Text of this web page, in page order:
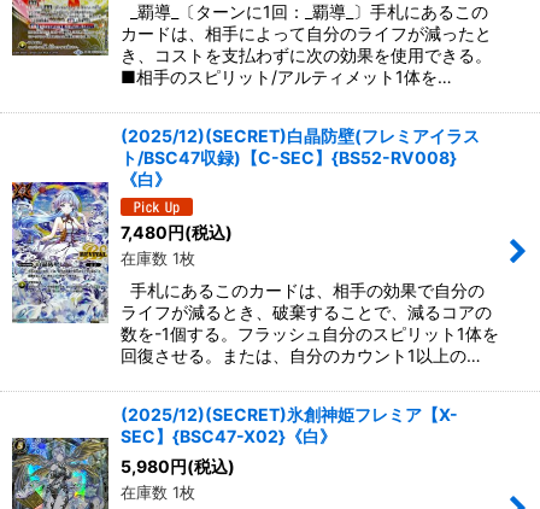
_覇導_〔ターンに1回：_覇導_〕手札にあるこの
カードは、相手によって自分のライフが減ったと
き、コストを支払わずに次の効果を使用できる。
■相手のスピリット/アルティメット1体を…
(2025/12)(SECRET)白晶防壁(フレミアイラス
ト/BSC47収録)【C-SEC】{BS52-RV008}
《白》
7,480円(税込)
在庫数 1枚
手札にあるこのカードは、相手の効果で自分の
ライフが減るとき、破棄することで、減るコアの
数を-1個する。フラッシュ自分のスピリット1体を
回復させる。または、自分のカウント1以上の…
(2025/12)(SECRET)氷創神姫フレミア【X-
SEC】{BSC47-X02}《白》
5,980円(税込)
在庫数 1枚